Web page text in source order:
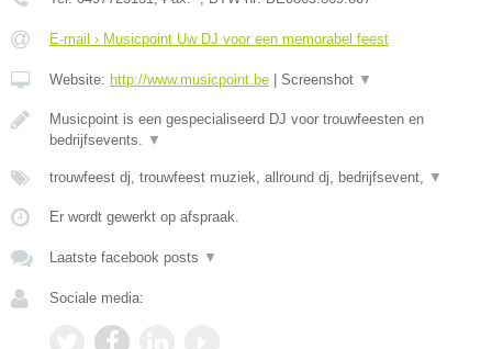
E-mail › Musicpoint Uw DJ voor een memorabel feest
Website: http://www.musicpoint.be | Screenshot ▼
Musicpoint is een gespecialiseerd DJ voor trouwfeesten en
bedrijfsevents.
▼
trouwfeest dj, trouwfeest muziek, allround dj, bedrijfsevent, ▼
Er wordt gewerkt op afspraak.
Laatste facebook posts ▼
Sociale media: